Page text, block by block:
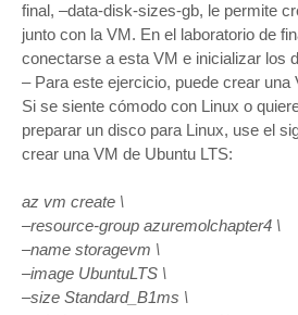
final, –data-disk-sizes-gb, le permite
junto con la VM. En el laboratorio de
conectarse a esta VM e inicializar los
– Para este ejercicio, puede crear una
Si se siente cómodo con Linux o
preparar un disco para Linux, use el
crear una VM de Ubuntu LTS:
az vm create \
–resource-group azuremolchapter4 \
–name storagevm \
–image UbuntuLTS \
–size Standard_B1ms \